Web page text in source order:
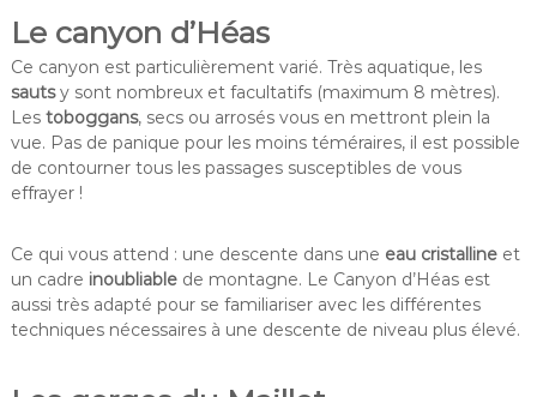
Le canyon d’Héas
Ce canyon est particulièrement varié. Très aquatique, les
sautsy sont nombreux et facultatifs (maximum 8 mètres).
Les toboggans, secs ou arrosés vous en mettront plein la
vue. Pas de panique pour les moins téméraires, il est possible
de contourner tous les passages susceptibles de vous
effrayer !
Ce qui vous attend : une descente dans une eau cristallineet
un cadre inoubliablede montagne. Le Canyon d’Héas est
aussi très adapté pour se familiariser avec les différentes
techniques nécessaires à une descente de niveau plus élevé.